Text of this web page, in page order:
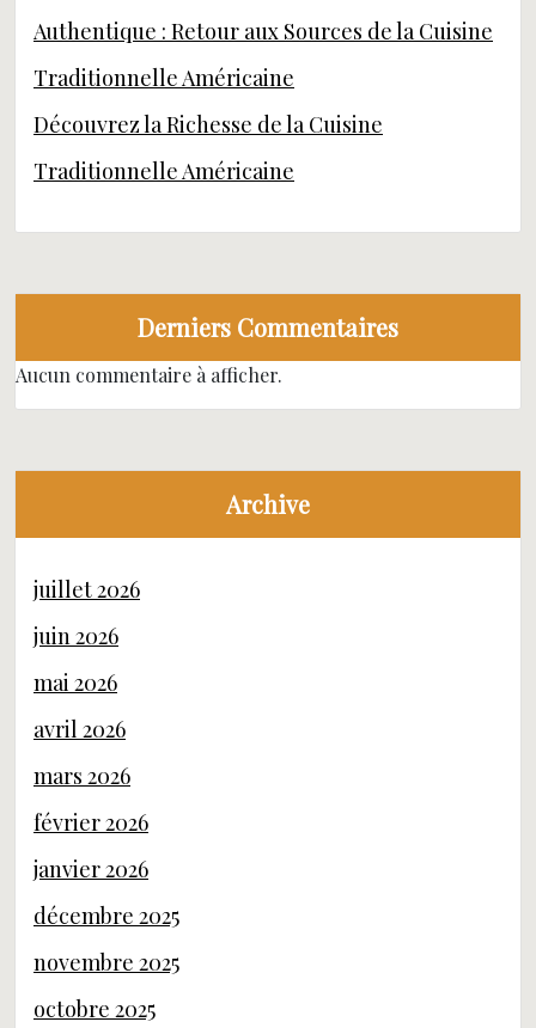
Authentique : Retour aux Sources de la Cuisine
Traditionnelle Américaine
Découvrez la Richesse de la Cuisine
Traditionnelle Américaine
Derniers Commentaires
Aucun commentaire à afficher.
Archive
juillet 2026
juin 2026
mai 2026
avril 2026
mars 2026
février 2026
janvier 2026
décembre 2025
novembre 2025
octobre 2025